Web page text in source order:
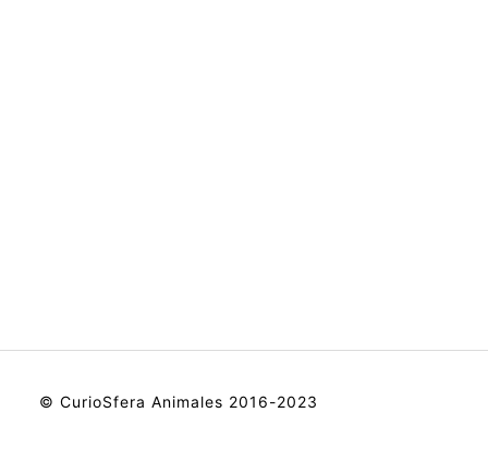
© CurioSfera Animales 2016-2023